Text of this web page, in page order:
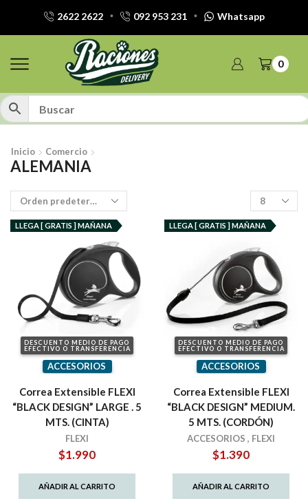
2622 2622 092 953 231 Whatsapp
0
Inicio Comercio
ALEMANIA
Productos
por
pagina
DESCUENTO MEDIO DE PAGO
EFECTIVO O TRANSFERENCIA
LLEGA [ GRATIS ] MAÑANA
ACCESORIOS
Correa Extensible FLEXI
“BLACK DESIGN” LARGE . 5
MTS. (CINTA)
FLEXI
$1.990
AÑADIR AL CARRITO
DESCUENTO MEDIO DE PAGO
EFECTIVO O TRANSFERENCIA
LLEGA [ GRATIS ] MAÑANA
ACCESORIOS
Correa Extensible FLEXI
“BLACK DESIGN” MEDIUM.
5 MTS. (CORDÓN)
ACCESORIOS , FLEXI
$1.390
AÑADIR AL CARRITO